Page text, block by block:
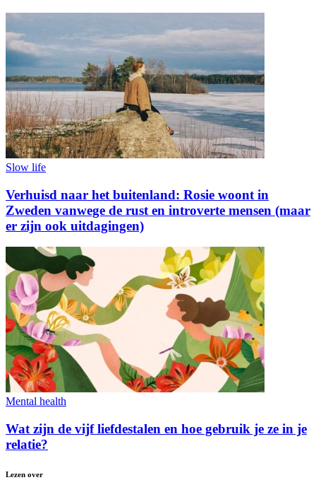
Slow life
Verhuisd naar het buitenland: Rosie woont in
Zweden vanwege de rust en introverte mensen (maar
er zijn ook uitdagingen)
Mental health
Wat zijn de vijf liefdestalen en hoe gebruik je ze in je
relatie?
Lezen over